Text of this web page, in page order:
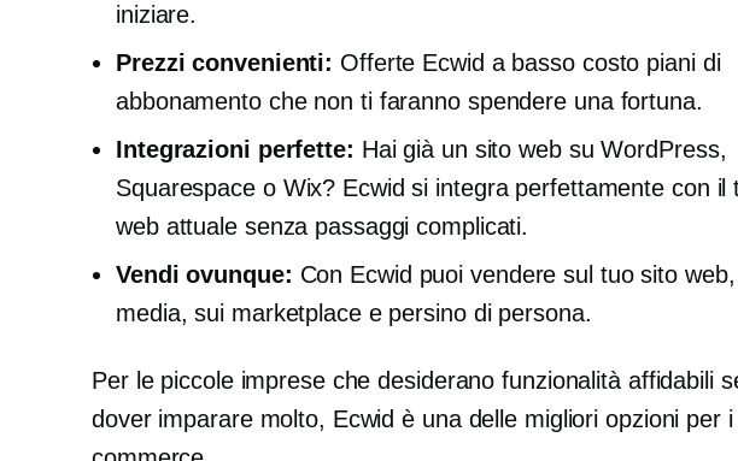
iniziare.
Prezzi convenienti: Offerte Ecwid a basso costo piani di
abbonamento che non ti faranno spendere una fortuna.
Integrazioni perfette: Hai già un sito web su WordPress,
Squarespace o Wix? Ecwid si integra perfettamente con il
web attuale senza passaggi complicati.
Vendi ovunque: Con Ecwid puoi vendere sul tuo sito web,
media, sui marketplace e persino di persona.
Per le piccole imprese che desiderano funzionalità affidabili
dover imparare molto, Ecwid è una delle migliori opzioni per